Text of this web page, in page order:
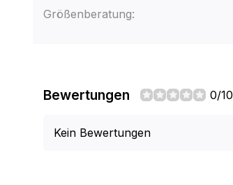
Größenberatung:
Bewertungen 0/10
Kein Bewertungen